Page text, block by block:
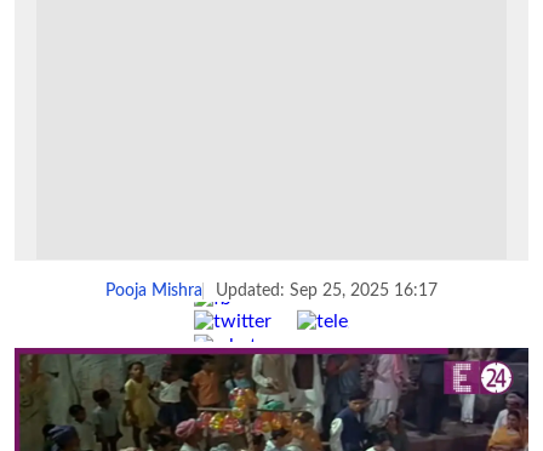
Pooja Mishra Updated: Sep 25, 2025 16:17
Share :